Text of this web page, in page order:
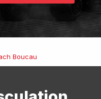
Boucau